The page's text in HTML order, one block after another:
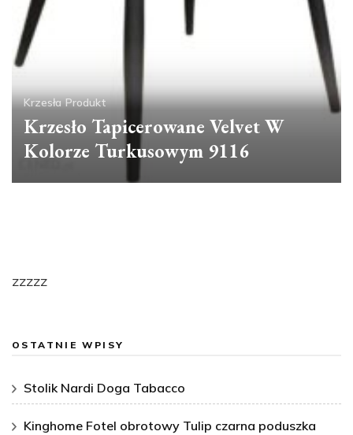
Krzesła Produkt
Krzesło Tapicerowane Velvet W
Kolorze Turkusowym 9116
zzzzz
OSTATNIE WPISY
Stolik Nardi Doga Tabacco
Kinghome Fotel obrotowy Tulip czarna poduszka